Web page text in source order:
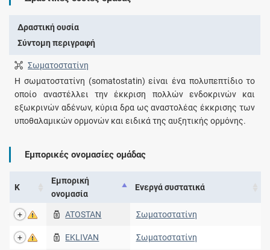
Δραστική ουσία
Σύντομη περιγραφή
Σωματοστατίνη
Η σωματοστατίνη (somatostatin) είναι ένα πολυπεπτίδιο το
οποίο αναστέλλει την έκκριση πολλών ενδοκρινών και
εξωκρινών αδένων, κύρια δρα ως αναστολέας έκκρισης των
υποθαλαμικών ορμονών και ειδικά της αυξητικής ορμόνης.
Εμπορικές ονομασίες ομάδας
Κ
Εμπορική
ονομασία
Ενεργά συστατικά
ATOSTAN Σωματοστατίνη
EKLIVAN Σωματοστατίνη